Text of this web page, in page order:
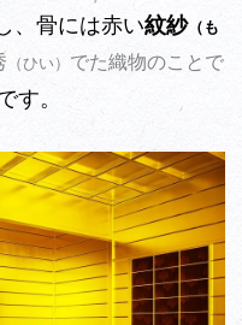
、骨には赤い紋紗（も
（ひい） でた織物のことで
す。